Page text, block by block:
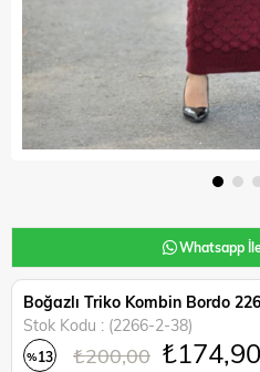
Whatsapp
Boğazlı Triko Kombin Bordo
Stok Kodu
(2266-2-38)
%13 ₺200,00 ₺174,90